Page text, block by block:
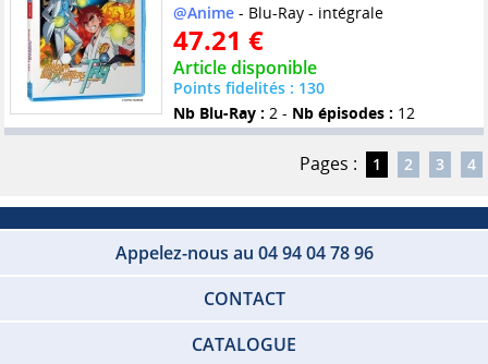
@Anime- Blu-Ray - intégrale
47.21 €
Article disponible
Points fidelités : 130
Nb Blu-Ray : 2 - Nb épisodes : 12
Pages : 1 2 3 4
Appelez-nous au 04 94 04 78 96
CONTACT
CATALOGUE